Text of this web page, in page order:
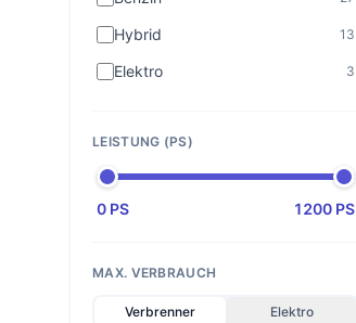
Hybrid 13
Elektro 3
LEISTUNG (PS)
0 PS 1200 PS
MAX. VERBRAUCH
Verbrenner Elektro